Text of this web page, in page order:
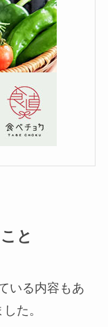
と
いる内容もあ
た。